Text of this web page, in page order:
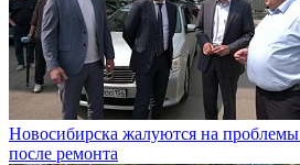
Новосибирска жалуются на проблемы
после ремонта